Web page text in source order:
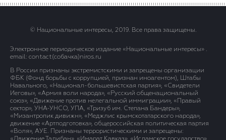
© Национальные интересы, 2019. Все права защищены.
Электронное периодическое издание «Национальные интересы» .
email: contact(сoбaчка)niros.ru
В России признаны экстремистскими и запрещены организации
ФБК (Фонд борьбы с коррупцией, признан иноагентом), Штабы
Навального, «Национал-большевистская партия», «Свидетели
Иеговы», «Армия воли народа», «Русский общенациональный
союз», «Движение против нелегальной иммиграции», «Правый
сектор», УНА-УНСО, УПА, «Тризуб им. Степана Бандеры»,
«Мизантропик дивижн», «Меджлис крымскотатарского народа»,
движение «Артподготовка», общероссийская политическая партия
«Воля», АУЕ. Признаны террористическими и запрещены: